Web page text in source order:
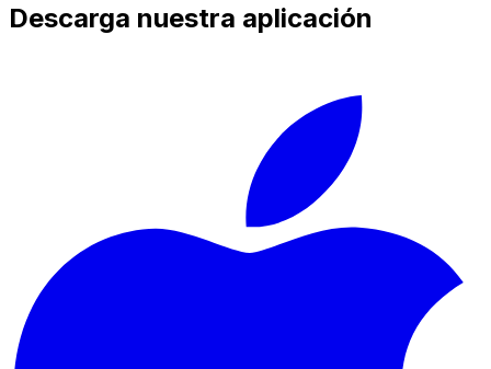
Descarga nuestra aplicación